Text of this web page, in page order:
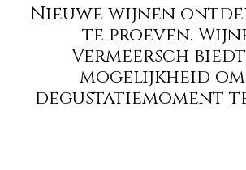
Nieuwe wijnen
te proeven.
Vermeersch
mogelijkheid
degustatiemoment